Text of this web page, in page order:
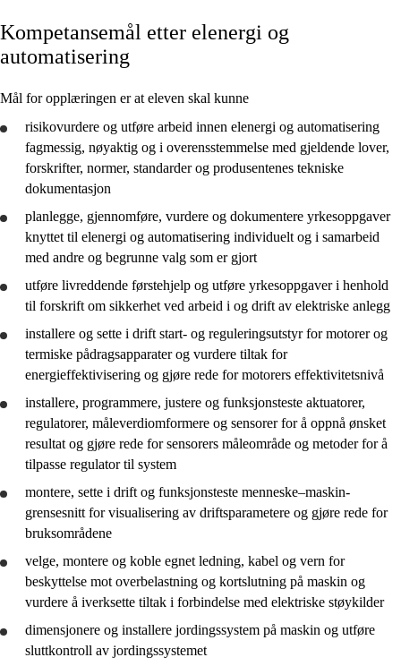
Kjerneelementer
Tverrfaglige temaer
Grunnleggende ferdigheter
Kulde- og varmepumpeteknikk
Kompetansemål etter elenergi og
automatisering
Mål for opplæringen er at eleven skal kunne
risikovurdere og utføre arbeid innen elenergi og automatisering
fagmessig, nøyaktig og i overensstemmelse med gjeldende lover,
forskrifter, normer, standarder og produsentenes tekniske
dokumentasjon
planlegge, gjennomføre, vurdere og dokumentere yrkesoppgaver
knyttet til elenergi og automatisering individuelt og i samarbeid
med andre og begrunne valg som er gjort
utføre livreddende førstehjelp og utføre yrkesoppgaver i henhold
til forskrift om sikkerhet ved arbeid i og drift av elektriske anlegg
installere og sette i drift start- og reguleringsutstyr for motorer og
termiske pådragsapparater og vurdere tiltak for
energieffektivisering og gjøre rede formotorers effektivitetsnivå
installere, programmere, justere og funksjonsteste aktuatorer,
regulatorer, måleverdiomformere og sensorer for å oppnå ønsket
resultat og gjøre rede forsensorers måleområde og metoder for å
tilpasse regulator til system
montere, sette i drift og funksjonsteste menneske–maskin-
grensesnitt for visualisering av driftsparametere og gjøre rede for
bruksområdene
velge, montere og koble egnet ledning, kabel og vern for
beskyttelse mot overbelastning og kortslutning på maskin og
vurdere å iverksette tiltak i forbindelse med elektriske støykilder
dimensjonere og installere jordingssystem på maskin og utføre
sluttkontroll av jordingssystemet